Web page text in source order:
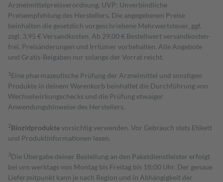
Arzneimittelpreisverordnung. UVP: Unverbindliche
Preisempfehlung des Herstellers. Die angegebenen Preise
beinhalten die gesetzlich vorgeschriebene Mehrwertsteuer, ggf.
zzgl. 3,95 € Versandkosten. Ab 29,00 € Bestell­wert versand­kosten­
frei. Preisänderungen und Irrtümer vorbehalten. Alle Angebote
und Gratis-Beigaben nur solange der Vorrat reicht.
1 Eine pharmazeutische Prüfung der Arzneimittel und sonstigen
Produkte in deinem Warenkorb beinhaltet die Durchführung von
Wechselwirkungschecks und die Prüfung etwaiger
Anwendungshinweise des Herstellers.
2Biozidproduktevorsichtig verwenden. Vor Gebrauch stets Etikett
und Produktinformationen lesen.
3Die Übergabe deiner Bestellung an den Paketdienstleister erfolgt
bei uns werktags von Montag bis Freitag bis 18:00 Uhr. Der genaue
Lieferzeitpunkt kann je nach Region und in Abhängigkeit der